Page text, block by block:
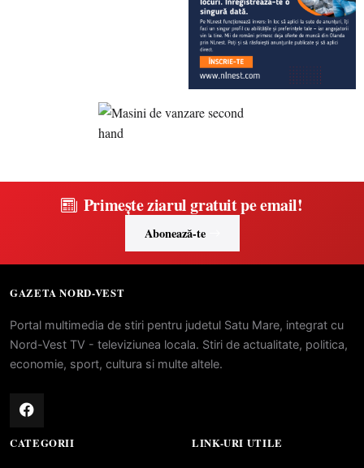
Primește ziarul gratuit pe email!
Abonează-te
GAZETA NORD-VEST
Portal multimedia de stiri pentru judetul Satu Mare, integrat cu
Nord-Vest TV - televiziunea locala. Stiri de actualitate, politica,
economie, sport, cultura si multe altele.
CATEGORII LINK-URI UTILE